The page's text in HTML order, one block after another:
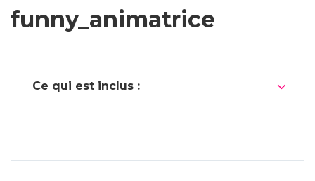
funny_animatrice
Ce qui est inclus :